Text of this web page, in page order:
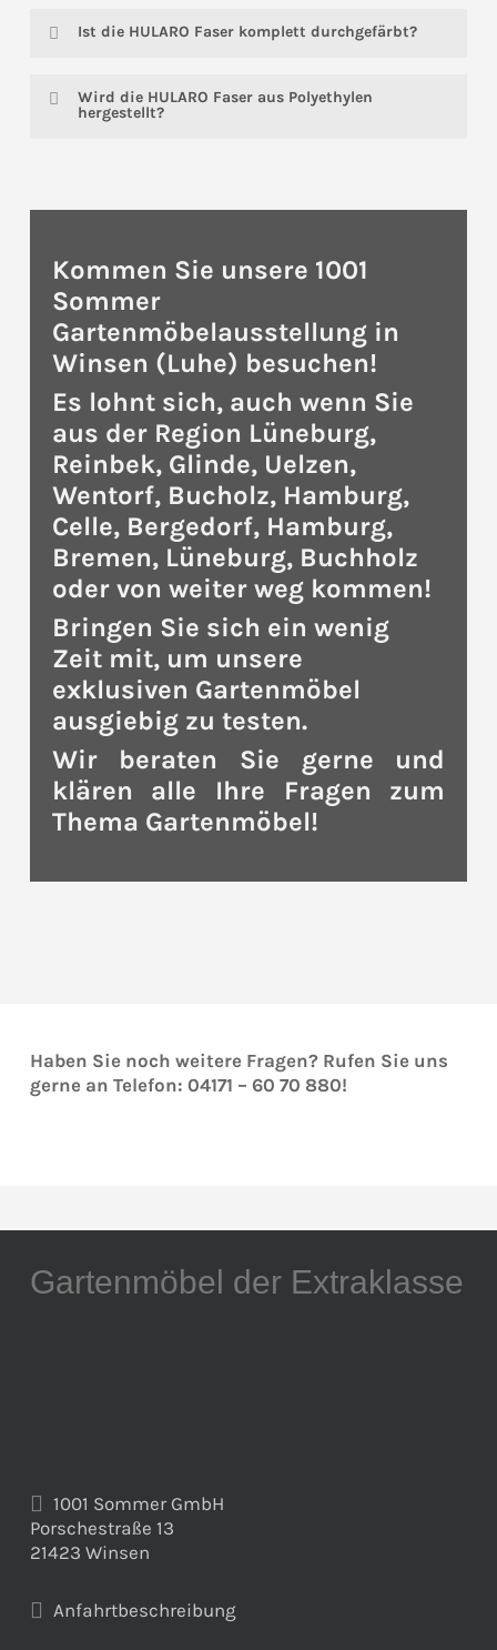
unterzogen, bei denen diverse Laugen und
unterzogene Testmethode trägt die
Fachbezeichnung ASTM D543-95. Das Ergebnis
verwendete Faser auch resistent gegen
Ist die HULARO Faser komplett durchgefärbt?
verwendeten Fasern komplett durchgefärbt
Wird die HULARO Faser aus Polyethylen
hergestellt?
Kommen Sie unsere 1001
Sommer
Gartenmöbelausstellung in
Winsen (Luhe) besuchen!
Es lohnt sich, auch wenn Sie
aus der Region Lüneburg,
Reinbek, Glinde, Uelzen,
Wentorf, Bucholz, Hamburg,
Celle, Bergedorf, Hamburg,
Bremen, Lüneburg, Buchholz
oder von weiter weg kommen!
Bringen Sie sich ein wenig
Zeit mit, um unsere
exklusiven Gartenmöbel
ausgiebig zu testen.
Wir beraten Sie gerne und
klären alle Ihre Fragen zum
Thema Gartenmöbel!
Haben Sie noch weitere Fragen? Rufen Sie uns
gerne an Telefon: 04171 – 60 70 880!
Gartenmöbel der Extraklasse
1001 Sommer GmbH
Porschestraße 13
21423 Winsen
Anfahrtbeschreibung